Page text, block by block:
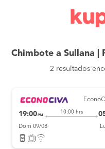
Chimbote a Sullana |
2 resultados
19:00 PM
10:00 hrs
Dom 09/08